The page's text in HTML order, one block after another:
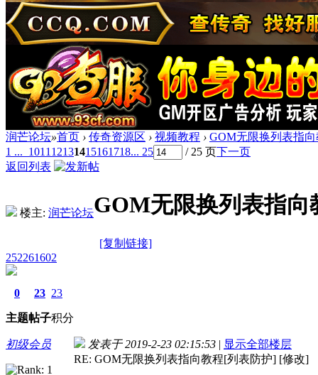
润芒论坛»首页 › 传奇资源区 › 视频教程 › GOM无限换列表指
1 ... 1011 12131415161718... 25 / 25 页下一页
返回列表
楼主: 润芒论坛GOM无限换列表指
[复制链接]
252261602
0
主题
23
帖子
23
积分
初级会员 发表于 2019-2-23 02:15:53 | 显示全部楼层
RE: GOM无限换列表指向教程[列表防护] [修改]